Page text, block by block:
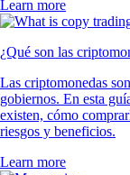
Learn more
¿Qué son las
Las criptomonedas
gobiernos. En esta
existen, cómo
riesgos y beneficios.
Learn more